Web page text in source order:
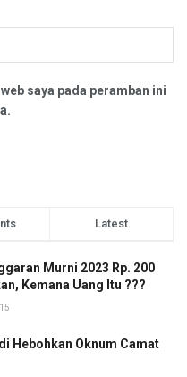
saya pada peramban ini
Latest
Murni 2023 Rp. 200
Kemana Uang Itu ???
Hebohkan Oknum Camat